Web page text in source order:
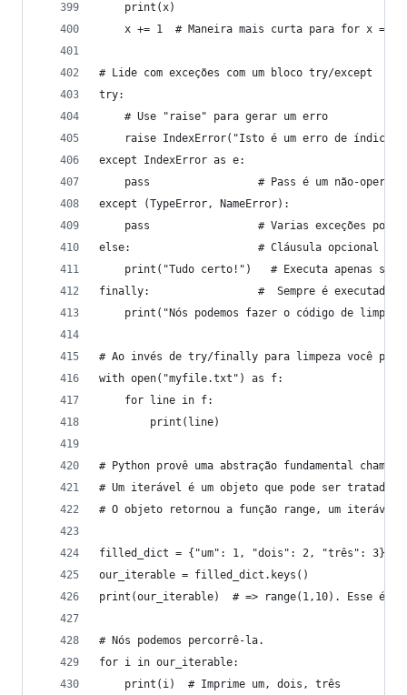
    print(x)
x += 1  # Maneira mais curta para for x = x
# Lide com exceções com um bloco try/except
try:
    # Use "raise" para gerar um erro
    raise IndexError("Isto é um erro de índice")
except IndexError as e:
pass                 # Pass é um não-
except (TypeError, NameError):
pass                 # Varias exceções
else:                    # Cláusula opcional para o
print("Tudo certo!")   # Executa apenas se
finally:                 #  Sempre é executado
print("Nós podemos fazer o código de
# Ao invés de try/finally para limpeza você
with open("myfile.txt") as f:
    for line in f:
        print(line)
# Python provê uma abstração fundamental
# Um iterável é um objeto que pode ser tratado
# O objeto retornou a função range, um iterável.
filled_dict = {"um": 1, "dois": 2, "três": 3}
our_iterable = filled_dict.keys()
print(our_iterable)  # => range(1,10). Esse é
# Nós podemos percorrê-la.
for i in our_iterable:
    print(i)  # Imprime um, dois, três